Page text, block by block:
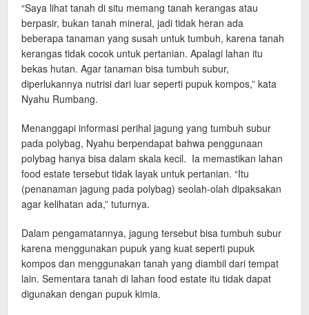
“Saya lihat tanah di situ memang tanah kerangas atau
berpasir, bukan tanah mineral, jadi tidak heran ada
beberapa tanaman yang susah untuk tumbuh, karena tanah
kerangas tidak cocok untuk pertanian. Apalagi lahan itu
bekas hutan. Agar tanaman bisa tumbuh subur,
diperlukannya nutrisi dari luar seperti pupuk kompos,” kata
Nyahu Rumbang.
Menanggapi informasi perihal jagung yang tumbuh subur
pada polybag, Nyahu berpendapat bahwa penggunaan
polybag hanya bisa dalam skala kecil. Ia memastikan lahan
food estate tersebut tidak layak untuk pertanian. “Itu
(penanaman jagung pada polybag) seolah-olah dipaksakan
agar kelihatan ada,” tuturnya.
Dalam pengamatannya, jagung tersebut bisa tumbuh subur
karena menggunakan pupuk yang kuat seperti pupuk
kompos dan menggunakan tanah yang diambil dari tempat
lain. Sementara tanah di lahan food estate itu tidak dapat
digunakan dengan pupuk kimia.